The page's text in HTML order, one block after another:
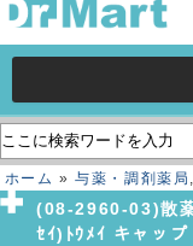
ホーム »与薬・調剤薬局 ,
製）透明 500CC ｻﾝﾔｸﾋﾞ
(08-2960-03)散
ｾｲ)ﾄｳﾒｲ キャップ